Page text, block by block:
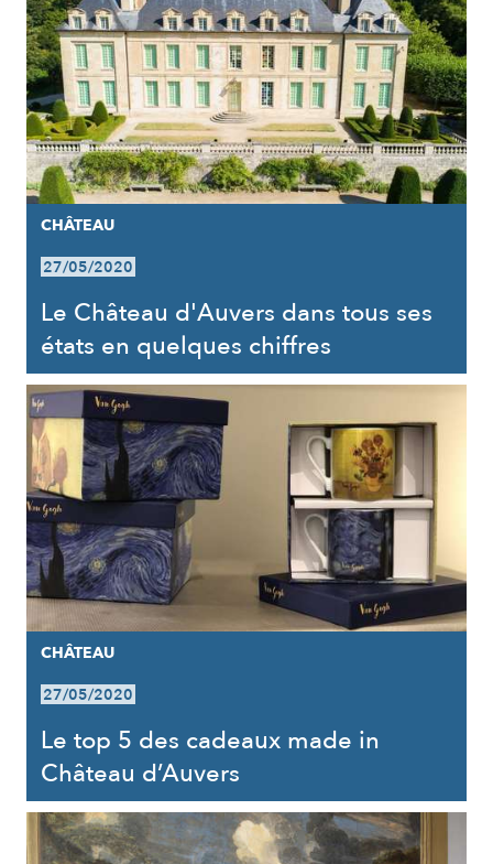
CHÂTEAU
27/05/2020
Le Château d'Auvers dans tous ses
états en quelques chiffres
CHÂTEAU
27/05/2020
Le top 5 des cadeaux made in
Château d’Auvers